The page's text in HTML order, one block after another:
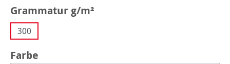
Grammatur g/m²
300
Farbe